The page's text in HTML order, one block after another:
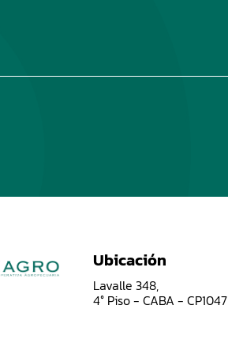
Ubicación
Lavalle 348,
4° Piso - CABA - CP1047